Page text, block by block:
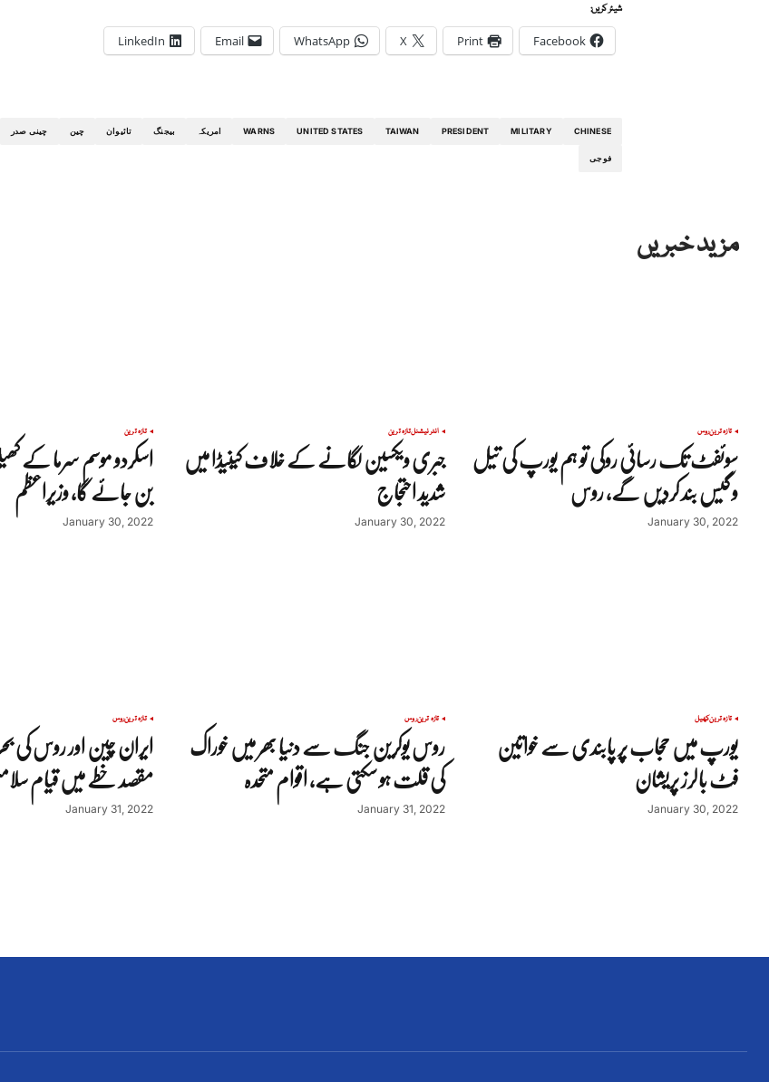
شیئر کریں:
Facebook
Print
X
WhatsApp
Email
LinkedIn
CHINESE
MILITARY
PRESIDENT
TAIWAN
UNITED STATES
WARNS امریکہ بیجنگ تائیوان چین چینی صدر
فوجی
مزید خبریں
تازہ ترینروس
سوئفٹ تک رسائی روکی تو ہم یورپ کی تیل
و گیس بند کردیں گے، روس
January 30, 2022
انٹرنیشنلتازہ ترین
جبری ویکسین لگانے کے خلاف کینیڈا میں
شدید احتجاج
January 30, 2022
تازہ ترین
اسکردو موسم سرما کے
بن جائے گا، وزیراعظم
January 30, 2022
تازہ ترینکھیل
یورپ میں حجاب پر پابندی سے خواتین
فٹ بالرز پریشان
January 30, 2022
تازہ ترینروس
روس یوکرین جنگ سے دنیا بھر میں خوراک
کی قلت ہو سکتی ہے، اقوام متحدہ
January 31, 2022
تازہ ترینروس
ایران چین اور روس کی
مقصد خطے میں قیام
January 31, 2022